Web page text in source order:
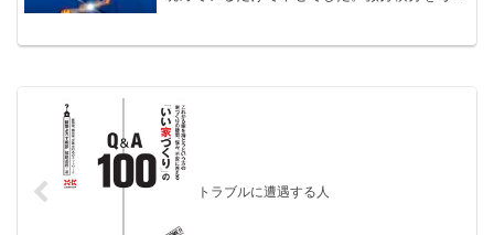
なんて、授業中に妄想しておりま...
トラブルに遭遇する人